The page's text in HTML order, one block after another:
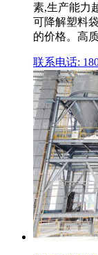
素,生产能力
可降解塑料
的价格。高
联系电话: